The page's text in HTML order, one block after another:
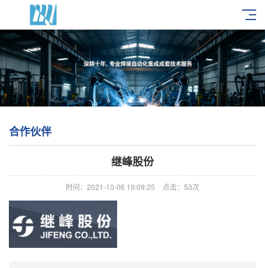
合作伙伴
继峰股份
时间：2021-10-06 19:09:25 点击：53次